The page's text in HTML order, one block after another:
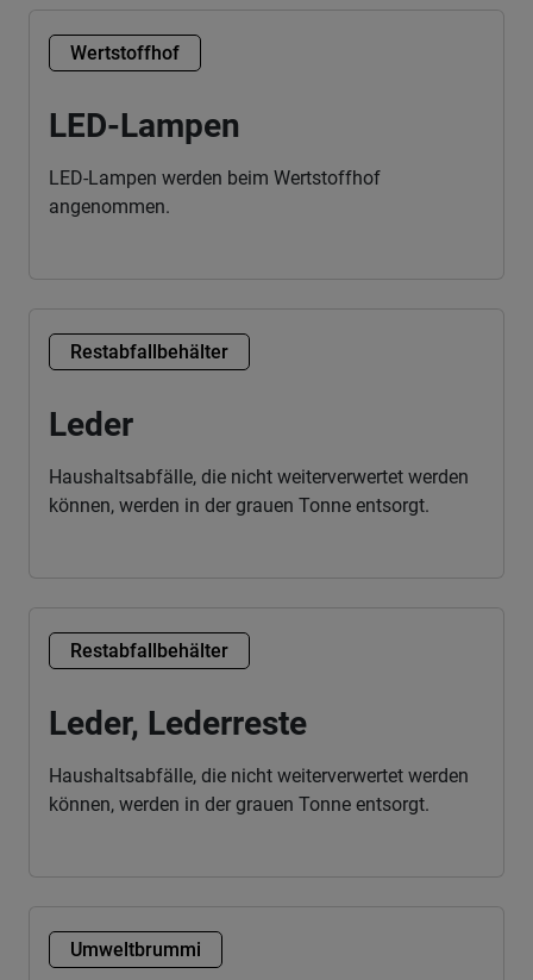
Wertstoffhof
LED-Lampen
LED-Lampen werden beim Wertstoffhof
angenommen.
Restabfallbehälter
Leder
Haushaltsabfälle, die nicht weiterverwertet werden
können, werden in der grauen Tonne entsorgt.
Restabfallbehälter
Leder, Lederreste
Haushaltsabfälle, die nicht weiterverwertet werden
können, werden in der grauen Tonne entsorgt.
Umweltbrummi